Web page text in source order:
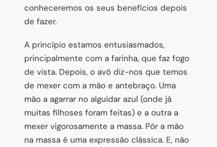
conheceremos os seus benefícios depois
de fazer.
A princípio estamos entusiasmados,
principalmente com a farinha, que faz fogo
de vista. Depois, o avô diz-nos que temos
de mexer com a mão e antebraço. Uma
mão a agarrar no alguidar azul (onde já
muitas filhoses foram feitas) e a outra a
mexer vigorosamente a massa. Pôr a mão
na massa é uma expressão clássica. E, não